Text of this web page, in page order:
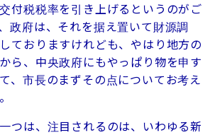
付税税率を引き上げるというのがご
政府は、それを据え置いて財源調
ておりますけれども、やはり地方の
ら、中央政府にもやっぱり物を申す
、市長のまずその点についてお考え
つは、注目されるのは、いわゆる新